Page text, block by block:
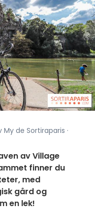
My de Sortiraparis ·
av Village
finner du
med
gård og
en lek!